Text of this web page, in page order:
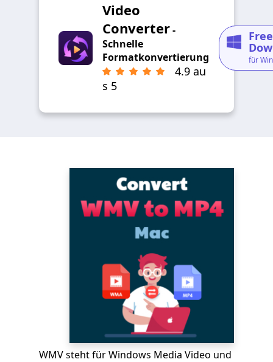
Video
Converter-
Schnelle
Formatkonvertierung
4.9 au
s 5
Free
für
WMV steht für Windows Media Video und